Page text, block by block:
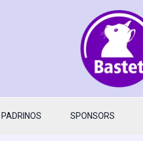
PADRINOS SPONSORS